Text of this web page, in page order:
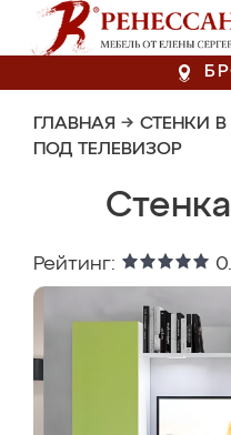
ГЛАВНАЯ → СТЕНКИ
ПОД ТЕЛЕВИЗОР
Рейтинг: